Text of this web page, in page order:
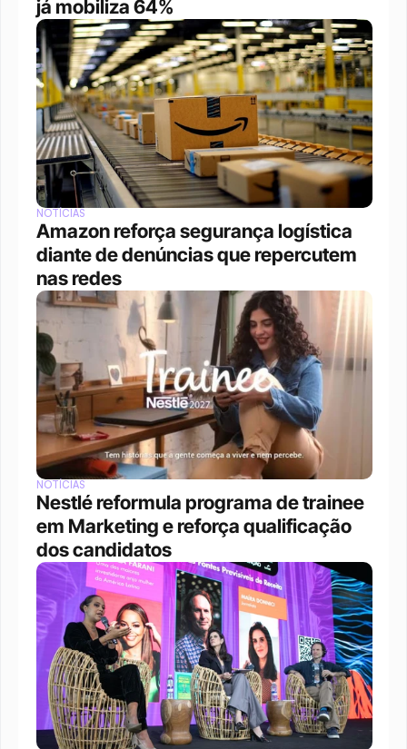
já mobiliza 64%
NOTÍCIAS
Amazon reforça segurança logística
diante de denúncias que repercutem
nas redes
NOTÍCIAS
Nestlé reformula programa de trainee
em Marketing e reforça qualificação
dos candidatos